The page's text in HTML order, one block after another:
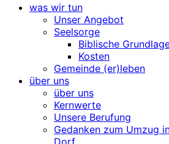
was wir tun
Unser Angebot
Seelsorge
Biblische
Kosten
Gemeinde (er)leben
über uns
über uns
Kernwerte
Unsere Berufung
Gedanken zum Umzug
Dorf